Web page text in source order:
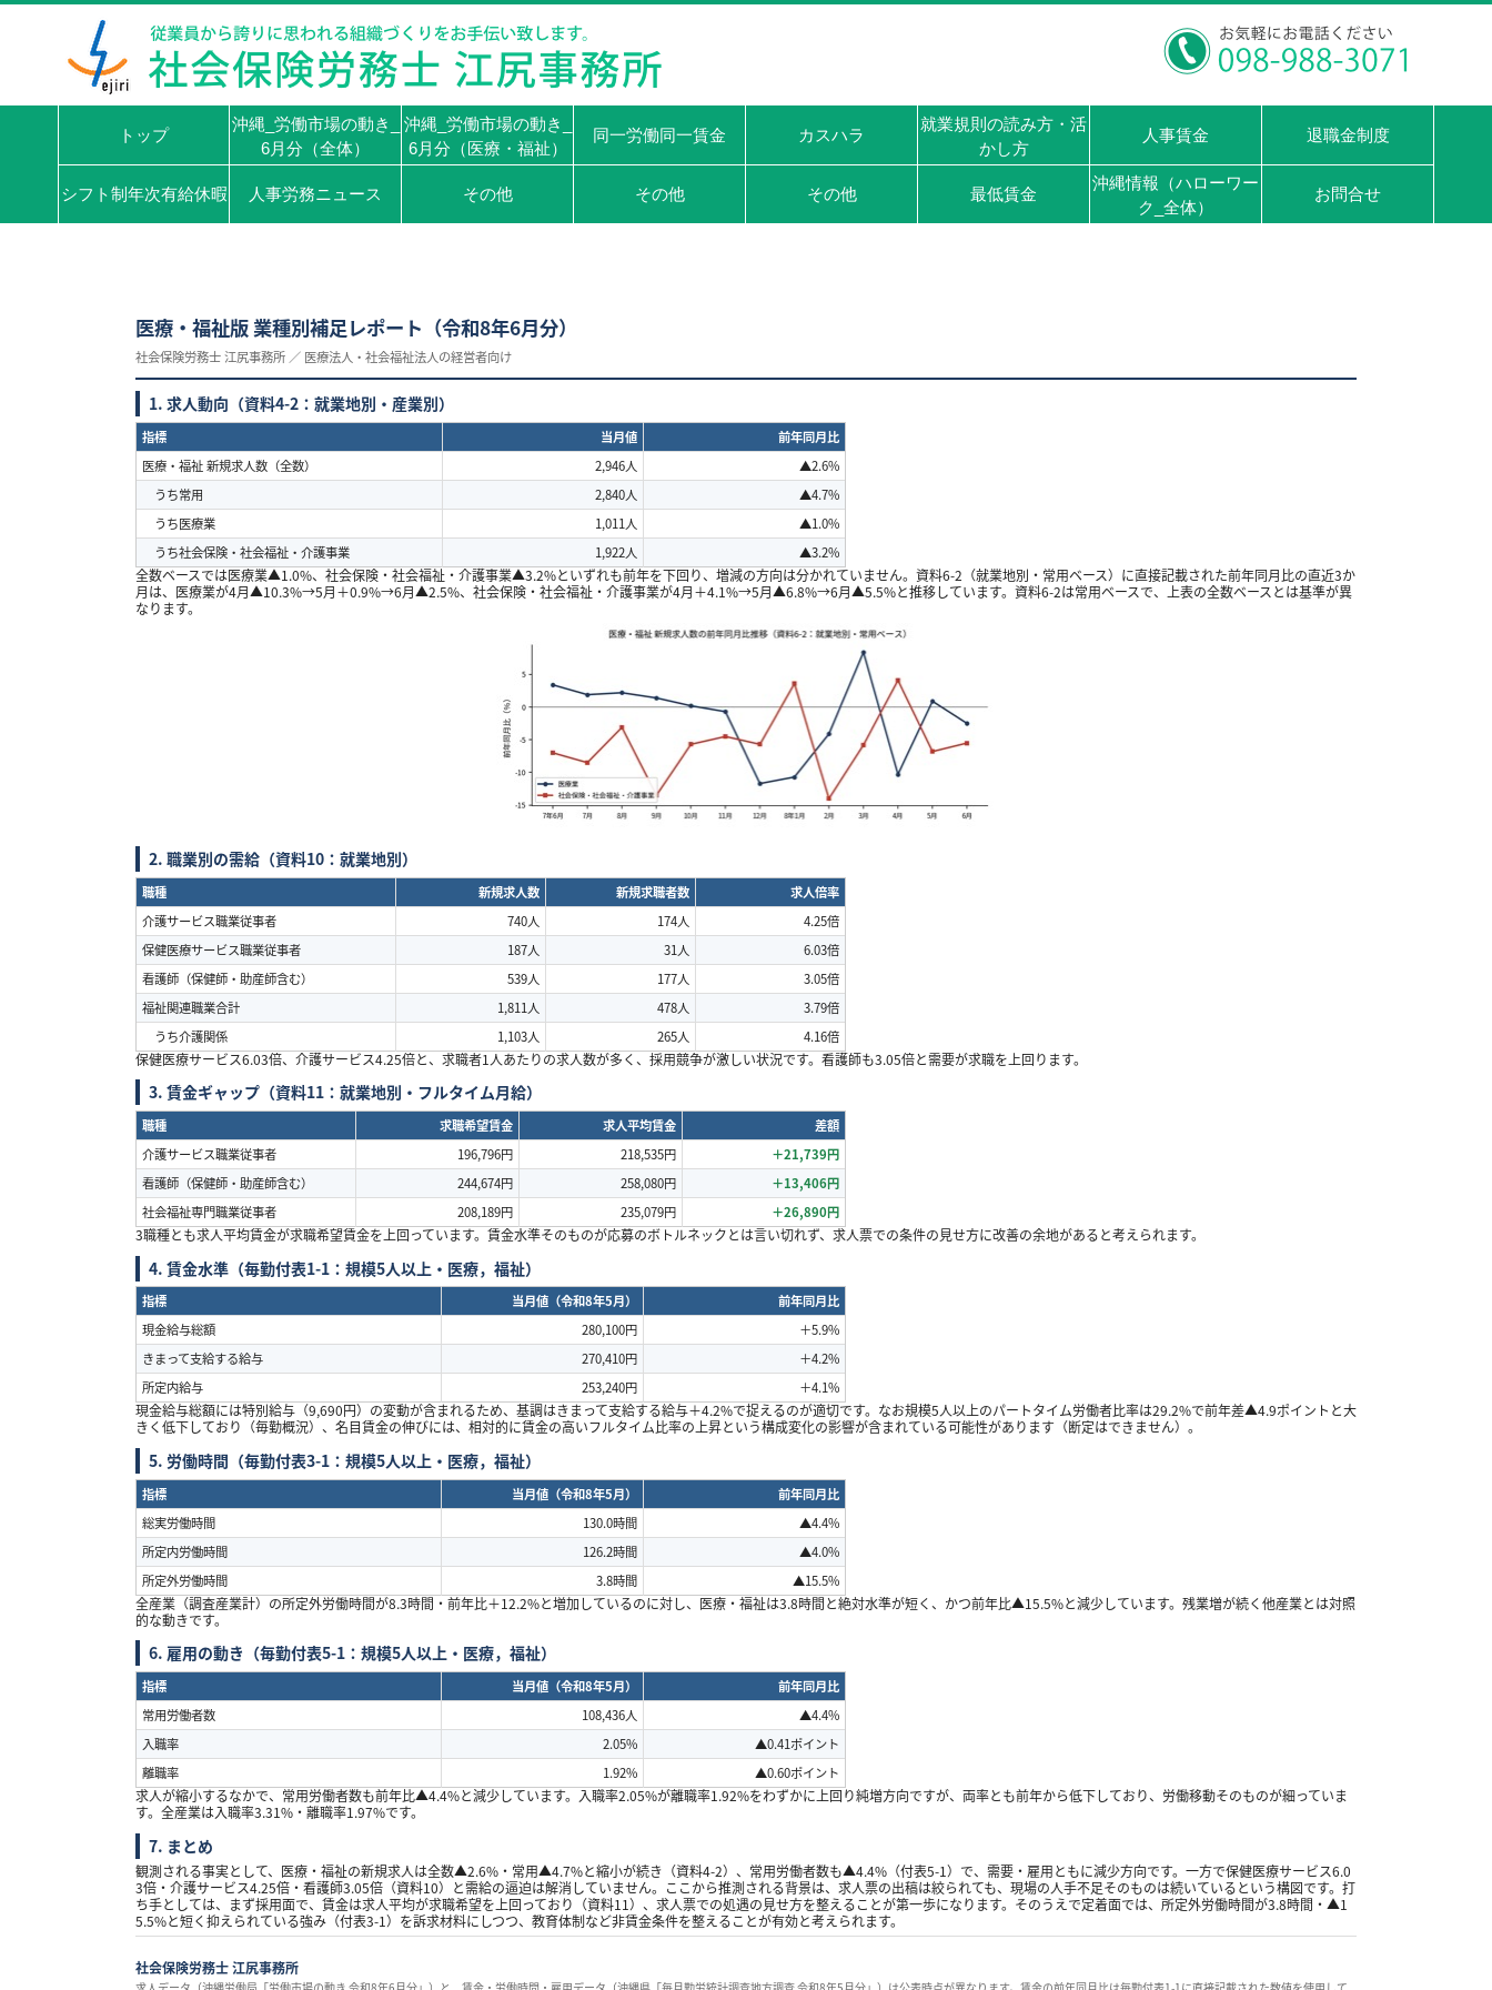
トップ
沖縄_労働市場の動き_
6月分（全体）
沖縄_労働市場の動き_
6月分（医療・福祉）
同一労働同一賃金 カスハラ
就業規則の読み方・活
かし方
人事賃金 退職金制度
シフト制年次有給休暇 人事労務ニュース その他 その他 その他 最低賃金
沖縄情報（ハローワー
ク_全体）
お問合せ
医療・福祉版 業種別補足レポート（令和8年6月分）
社会保険労務士 江尻事務所 ／ 医療法人・社会福祉法人の経営者向け
1. 求人動向（資料4-2 ：就業地別・産業別）
指標 当月値
前年同月比
医療・福祉 新規求人数（全数）
2,946人
▲2.6%
うち常用
2,840人
▲4.7%
うち医療業
1,011 人
▲1.0%
うち社会保険・社会福祉・介護事業
1,922人 ▲3.2%
全数ベースでは医療業▲1.0%、社会保険・社会福祉・介護事業▲3.2%といずれも前年を下回り、増減の方向は分かれていません。資料6-2 （就業地別・常用ベース）に直接記載された前年同月比の直近3か
月は、医療業が4月▲10.3%→5月＋0.9%→6月▲2.5%、社会保険・社会福祉・介護事業が4月＋4.1%→5月▲6.8%→6月▲5.5%と推移しています。資料6-2は常用ベースで、上表の全数ベースとは基準が異
なります。
2. 職業別の需給（資料10 ：就業地別）
職種 新規求人数 新規求職者数
求人倍率
介護サービス職業従事者
740人 174人 4.25倍
保健医療サービス職業従事者
187人 31 人 6.03倍
看護師（保健師・助産師含む）
539人 177人 3.05倍
福祉関連職業合計
1,811 人 478人 3.79倍
うち介護関係
1,103人 265人 4.16倍
保健医療サービス6.03倍、介護サービス4.25倍と、求職者1 人あたりの求人数が多く、採用競争が激しい状況です。看護師も3.05倍と需要が求職を上回ります。
3. 賃金ギャップ（資料11 ：就業地別・フルタイム月給）
職種 求職希望賃金 求人平均賃金
差額
介護サービス職業従事者
196,796円 218,535円 ＋21,739円
看護師（保健師・助産師含む）
244,674円 258,080円 ＋13,406円
社会福祉専門職業従事者
208,189円 235,079円 ＋26,890円
3職種とも求人平均賃金が求職希望賃金を上回っています。賃金水準そのものが応募のボトルネックとは言い切れず、求人票での条件の見せ方に改善の余地があると考えられます。
4. 賃金水準（毎勤付表1-1 ：規模5人以上・医療，福祉）
指標 当月値（令和8年5月）
前年同月比
現金給与総額
280,100円 ＋5.9%
きまって支給する給与
270,410円 ＋4.2%
所定内給与
253,240円 ＋4.1%
現金給与総額には特別給与（9,690円）の変動が含まれるため、基調はきまって支給する給与＋4.2%で捉えるのが適切です。なお規模5人以上のパートタイム労働者比率は29.2%で前年差▲4.9ポイントと大
きく低下しており（毎勤概況）、名目賃金の伸びには、相対的に賃金の高いフルタイム比率の上昇という構成変化の影響が含まれている可能性があります（断定はできません）。
5. 労働時間（毎勤付表3-1 ：規模5人以上・医療，福祉）
指標 当月値（令和8年5月）
前年同月比
総実労働時間
130.0時間
▲4.4%
所定内労働時間
126.2時間
▲4.0%
所定外労働時間
3.8時間 ▲15.5%
全産業（調査産業計）の所定外労働時間が8.3時間・前年比＋12.2%と増加しているのに対し、医療・福祉は3.8時間と絶対水準が短く、かつ前年比▲15.5%と減少しています。残業増が続く他産業とは対照
的な動きです。
6. 雇用の動き（毎勤付表5-1 ：規模5人以上・医療，福祉）
指標 当月値（令和8年5月）
前年同月比
常用労働者数
108,436人
▲4.4%
入職率
2.05% ▲0.41ポイント
離職率
1.92% ▲0.60ポイント
求人が縮小するなかで、常用労働者数も前年比▲4.4%と減少しています。入職率2.05%が離職率1.92%をわずかに上回り純増方向ですが、両率とも前年から低下しており、労働移動そのものが細っていま
す。全産業は入職率3.31% ・離職率1.97%です。
7. まとめ
観測される事実として、医療・福祉の新規求人は全数▲2.6% ・常用▲4.7%と縮小が続き（資料4-2）、常用労働者数も▲4.4% （付表5-1）で、需要・雇用ともに減少方向です。一方で保健医療サービス6.0
3倍・介護サービス4.25倍・看護師3.05倍（資料10）と需給の逼迫は解消していません。ここから推測される背景は、求人票の出稿は絞られても、現場の人手不足そのものは続いているという構図です。打
ち手としては、まず採用面で、賃金は求人平均が求職希望を上回っており（資料11）、求人票での処遇の見せ方を整えることが第一歩になります。そのうえで定着面では、所定外労働時間が3.8時間・ ▲1
5.5%と短く抑えられている強み（付表3-1）を訴求材料にしつつ、教育体制など非賃金条件を整えることが有効と考えられます。
社会保険労務士 江尻事務所